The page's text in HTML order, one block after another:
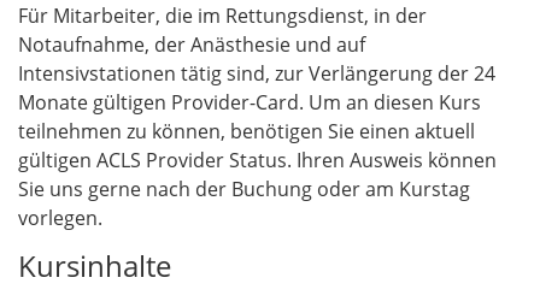
Für Mitarbeiter, die im Rettungsdienst, in der
Notaufnahme, der Anästhesie und auf
Intensivstationen tätig sind, zur Verlängerung der 24
Monate gültigen Provider-Card. Um an diesen Kurs
teilnehmen zu können, benötigen Sie einen aktuell
gültigen ACLS Provider Status. Ihren Ausweis können
Sie uns gerne nach der Buchung oder am Kurstag
vorlegen.
Kursinhalte